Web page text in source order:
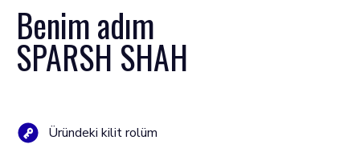
Benim adım
SPARSH SHAH
Üründeki kilit rolüm